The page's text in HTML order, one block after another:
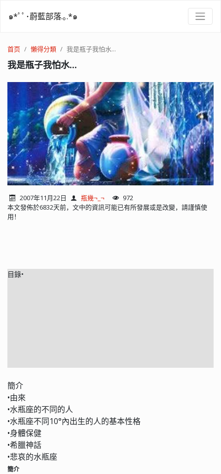
๑*ﾟﾟ･蔚藍部落.｡.*๑
首页 懶得分類 我是瓶子我怕水...
我是瓶子我怕水...
2007年11月22日 瓶幾¬_¬
972
本文發佈於6832天前，文中的資訊可能已有所發展或是改變，請謹慎使
用！
目錄•
簡介
•由來
•水瓶座的不同的人
•水瓶座不同10°內出生的人的基本性格
•身體保健
•希臘神話
•悲哀的水瓶座
簡介